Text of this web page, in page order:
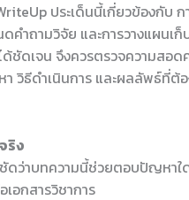
ประเด็นนี้เกี่ยวข้องกับ
คำถามวิจัย และการวางแผนเ
ชัดเจน จึงควรตรวจความสอด
า วิธีดำเนินการ และผลลัพธ์ที่ต้
ริง
ดว่าบทความนี้ช่วยตอบปัญหาใ
เอกสารวิชาการ